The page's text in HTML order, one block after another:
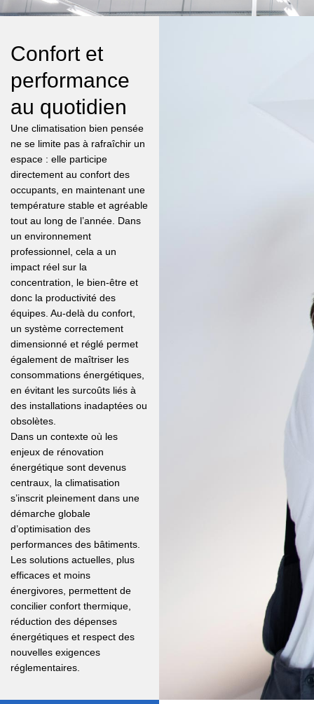
Confort et
performance
au quotidien
Une climatisation bien pensée
ne se limite pas à rafraîchir un
espace : elle participe
directement au confort des
occupants, en maintenant une
température stable et agréable
tout au long de l’année. Dans
un environnement
professionnel, cela a un
impact réel sur la
concentration, le bien-être et
donc la productivité des
équipes. Au-delà du confort,
un système correctement
dimensionné et réglé permet
également de maîtriser les
consommations énergétiques,
en évitant les surcoûts liés à
des installations inadaptées ou
obsolètes.
Dans un contexte où les
enjeux de rénovation
énergétique sont devenus
centraux, la climatisation
s’inscrit pleinement dans une
démarche globale
d’optimisation des
performances des bâtiments.
Les solutions actuelles, plus
efficaces et moins
énergivores, permettent de
concilier confort thermique,
réduction des dépenses
énergétiques et respect des
nouvelles exigences
réglementaires.